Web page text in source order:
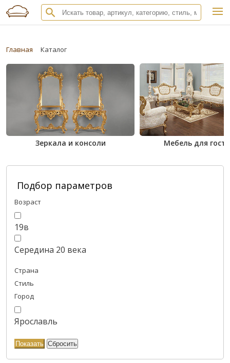
Главная Каталог
Зеркала и консоли Мебель для
Подбор параметров
Возраст
19в
Середина 20 века
Страна
Стиль
Город
Ярославль